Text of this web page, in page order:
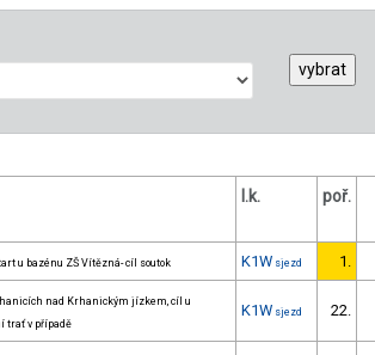
l.k. poř.
u bazénu ZŠ Vítězná- cíl soutok K1W sjezd 1.
nad Krhanickým jízkem, cíl u
trať v případě
K1W sjezd 22.